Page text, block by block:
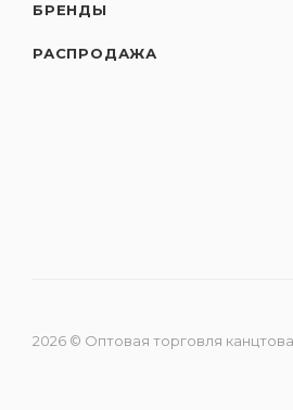
БРЕНДЫ
РАСПРОДАЖА
2026 © Оптовая торговля